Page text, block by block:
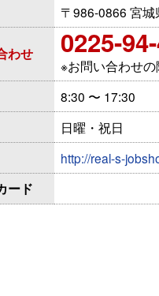
〒986-0866 宮
わせ 0225-
※お問い合わせの
8:30 〜 17:30
日曜・祝日
http://real-s-
ード